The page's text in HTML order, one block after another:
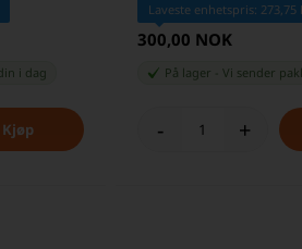
i dag
Laveste enhetspris: 273,75
300,00 NOK
På lager Vi sender
- +